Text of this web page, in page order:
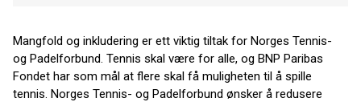
Mangfold og inkludering er ett viktig tiltak for Norges Tennis-
og Padelforbund. Tennis skal være for alle, og BNP Paribas
Fondet har som mål at flere skal få muligheten til å spille
tennis. Norges Tennis- og Padelforbund ønsker å redusere